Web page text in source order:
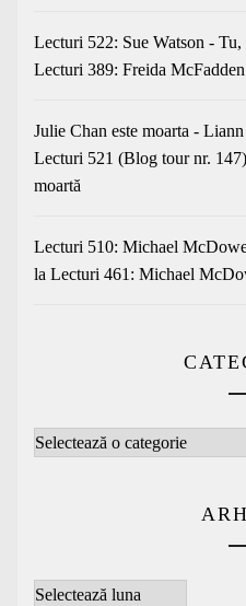
Lecturi 522: Sue Watson -
Lecturi 389: Freida
Julie Chan este moarta -
Lecturi 521 (Blog tour nr.
moartă
Lecturi 510: Michael
la Lecturi 461: Michael
Categorii
Arhive